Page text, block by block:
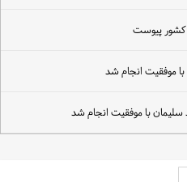
با موفقیت انجام شد